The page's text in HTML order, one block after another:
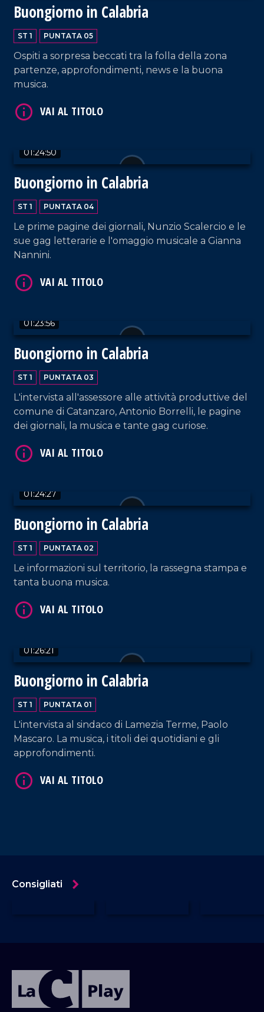
Buongiorno in Calabria
ST 1 PUNTATA 05
Ospiti a sorpresa beccati tra la folla della zona
partenze, approfondimenti, news e la buona
musica.
01:24:50
Buongiorno in Calabria
ST 1 PUNTATA 04
Le prime pagine dei giornali, Nunzio Scalercio e le
sue gag letterarie e l'omaggio musicale a Gianna
Nannini.
01:23:56
Buongiorno in Calabria
ST 1 PUNTATA 03
L'intervista all'assessore alle attività produttive del
comune di Catanzaro, Antonio Borrelli, le pagine
dei giornali, la musica e tante gag curiose.
01:24:27
Buongiorno in Calabria
ST 1 PUNTATA 02
Le informazioni sul territorio, la rassegna stampa e
tanta buona musica.
01:26:21
Buongiorno in Calabria
ST 1 PUNTATA 01
L'intervista al sindaco di Lamezia Terme, Paolo
Mascaro. La musica, i titoli dei quotidiani e gli
approfondimenti.
Consigliati